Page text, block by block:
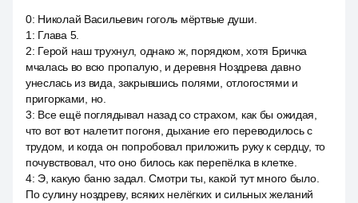
0: Николай Васильевич гоголь мёртвые души.
1 : Глава 5.
2: Герой наш трухнул, однако ж, порядком, хотя Бричка
мчалась во всю пропалую, и деревня Ноздрева давно
унеслась из вида, закрывшись полями, отлогостями и
пригорками, но.
3: Все ещё поглядывал назад со страхом, как бы ожидая,
что вот вот налетит погоня, дыхание его переводилось с
трудом, и когда он попробовал приложить руку к сердцу, то
почувствовал, что оно билось как перепёлка в клетке.
4: Э, какую баню задал. Смотри ты, какой тут много было.
По сулину ноздреву, всяких нелёгких и сильных желаний